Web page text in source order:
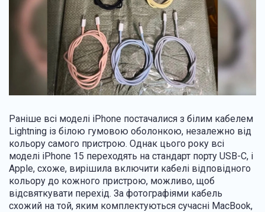
Раніше всі моделі ‌iPhone‌ постачалися з білим кабелем
Lightning із білою гумовою оболонкою, незалежно від
кольору самого пристрою. Однак цього року всі
моделі iPhone 15 переходять на стандарт порту USB-C, і
Apple, схоже, вирішила включити кабелі відповідного
кольору до кожного пристрою, можливо, щоб
відсвяткувати перехід. За фотографіями кабель
схожий на той, яким комплектуються сучасні MacBook,